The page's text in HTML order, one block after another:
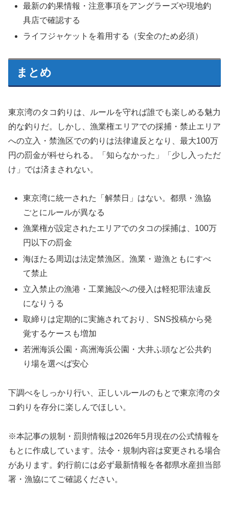
最新の釣果情報・注意事項をアングラーズや現地釣
具店で確認する
ライフジャケットを着用する（安全のため必須）
まとめ
東京湾のタコ釣りは、ルールを守れば誰でも楽しめる魅力
的な釣りだ。しかし、漁業権エリアでの採捕・禁止エリア
への立入・禁漁区での釣りは法律違反となり、最大100万
円の罰金が科せられる。「知らなかった」「少し入っただ
け」では済まされない。
東京湾に統一された「解禁日」はない。都県・漁協
ごとにルールが異なる
漁業権が設定されたエリアでのタコの採捕は、100万
円以下の罰金
海ほたる周辺は法定禁漁区。漁業・遊漁ともにすべ
て禁止
立入禁止の漁港・工業施設への侵入は軽犯罪法違反
になりうる
取締りは定期的に実施されており、SNS投稿から発
覚するケースも増加
若洲海浜公園・高洲海浜公園・大井ふ頭など公共釣
り場を選べば安心
下調べをしっかり行い、正しいルールのもとで東京湾のタ
コ釣りを存分に楽しんでほしい。
※本記事の規制・罰則情報は2026年5月現在の公式情報を
もとに作成しています。法令・規制内容は変更される場合
があります。釣行前には必ず最新情報を各都県水産担当部
署・漁協にてご確認ください。